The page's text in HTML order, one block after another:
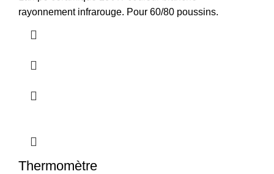
rayonnement infrarouge. Pour 60/80 poussins.
Thermomètre